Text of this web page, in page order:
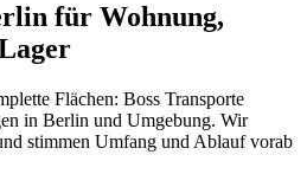
für Wohnung,
Flächen: Boss Transporte
in Berlin und Umgebung. Wir
stimmen Umfang und Ablauf vorab